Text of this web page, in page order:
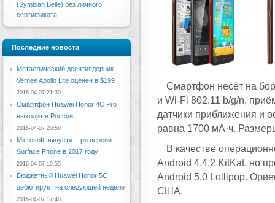
Смартфон несёт на
и Wi-Fi 802.11 b/g/n,
датчики приближения и
равна 1700 мА·ч.
В качестве
Android 4.4.2 KitKat, но
Android 5.0 Lollipop.
США.
(Symbian Belle) без личного
сертификата
Последние новости
Металлический десятиядерник
Vernee Apollo Lite оценен в $199
2016-04-07 21:30
Смартфон Huawei Honor 4C Pro
выходит в России
2016-04-07 20:58
Microsoft выпустит три версии
Surface Phone в 2017 году
2016-04-07 19:55
Бюджетный Huawei Honor 5C
дебютирует на следующей неделе
2016-04-07 17:48